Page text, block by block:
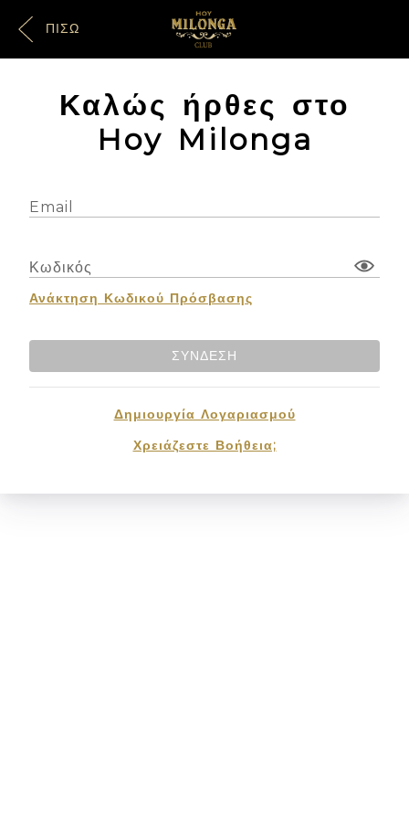
ΠΊΣΩ
Καλώς ήρθες στο
Hoy Milonga
Email
Κωδικός
Ανάκτηση Κωδικού Πρόσβασης
ΣΎΝΔΕΣΗ
Δημιουργία Λογαριασμού
Χρειάζεστε Βοήθεια;